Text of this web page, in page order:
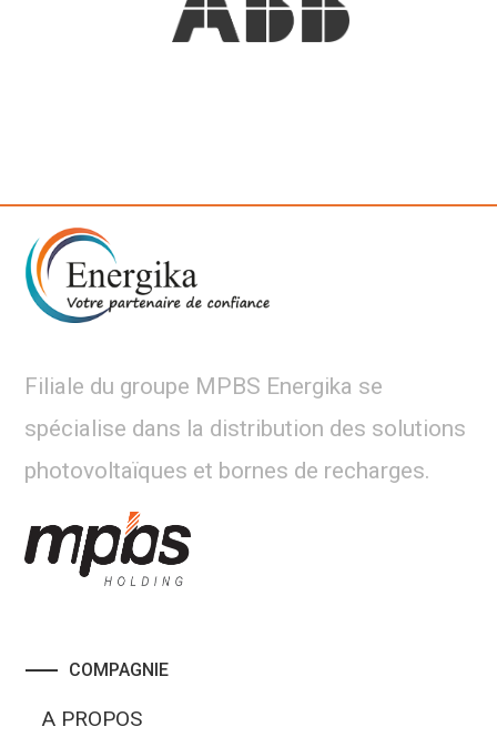
Filiale du groupe MPBS Energika se
spécialise dans la distribution des solutions
photovoltaïques et bornes de recharges.
COMPAGNIE
A PROPOS